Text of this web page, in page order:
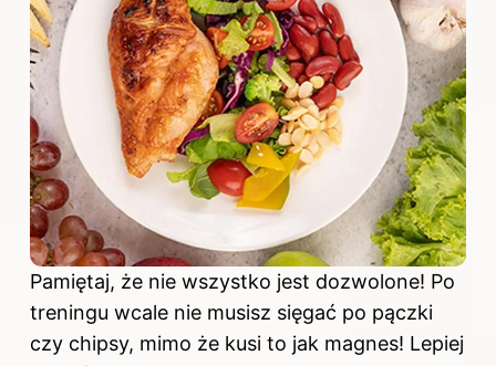
Pamiętaj, że nie wszystko jest dozwolone! Po
treningu wcale nie musisz sięgać po pączki
czy chipsy, mimo że kusi to jak magnes! Lepiej